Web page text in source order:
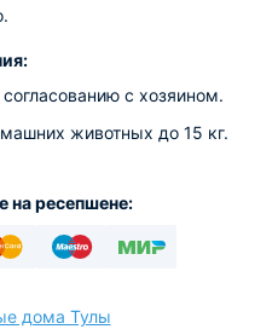
с хозяином.
животных до 15 кг.
на ресепшене:
дома Тулы